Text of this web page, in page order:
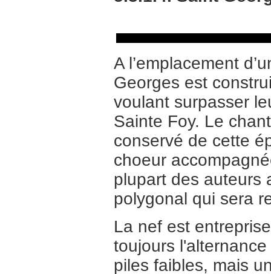
A l’emplacement
Georges est
voulant surpasser
Sainte Foy. Le
conservé de cette
choeur
plupart des auteurs
polygonal qui sera
La nef est
toujours
piles faibles, mais